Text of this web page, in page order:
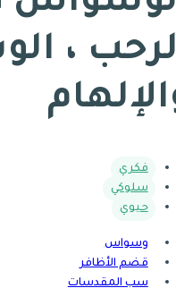
،
فكري
سلوكي
حيوي
وسواس
قضم الأظافر
سب المقدسات